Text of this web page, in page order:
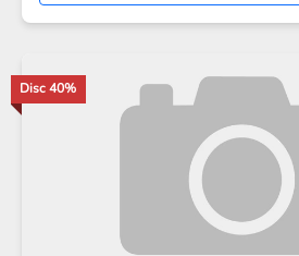
Disc 7%